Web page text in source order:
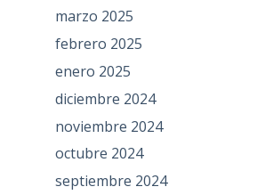
marzo 2025
febrero 2025
enero 2025
diciembre 2024
noviembre 2024
octubre 2024
septiembre 2024